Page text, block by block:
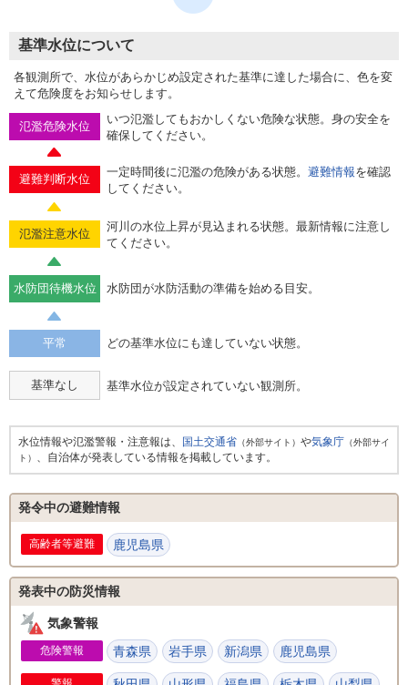
基準水位について
各観測所で、水位があらかじめ設定された基準に達した場合に、色を変
えて危険度をお知らせします。
氾濫危険水位
いつ氾濫してもおかしくない危険な状態。身の安全を
確保してください。
避難判断水位
一定時間後に氾濫の危険がある状態。 避難情報を確認
してください。
氾濫注意水位
河川の水位上昇が見込まれる状態。最新情報に注意し
てください。
水防団待機水位 水防団が水防活動の準備を始める目安。
平常 どの基準水位にも達していない状態。
基準なし 基準水位が設定されていない観測所。
水位情報や氾濫警報・注意報は、 国土交通省 （外部サイト） や気象庁 （外部サイ
ト） 、自治体が発表している情報を掲載しています。
発令中の避難情報
高齢者等避難 鹿児島県
発表中の防災情報
気象警報
危険警報 青森県 岩手県 新潟県 鹿児島県